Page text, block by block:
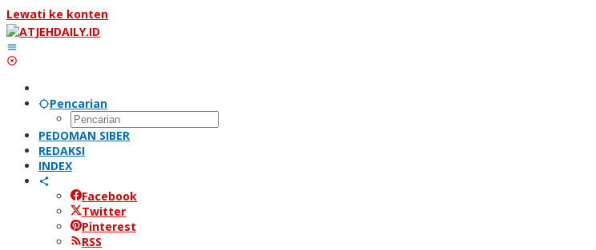
Lewati ke konten
Pencarian
PEDOMAN SIBER
REDAKSI
INDEX
Facebook
Twitter
Pinterest
RSS